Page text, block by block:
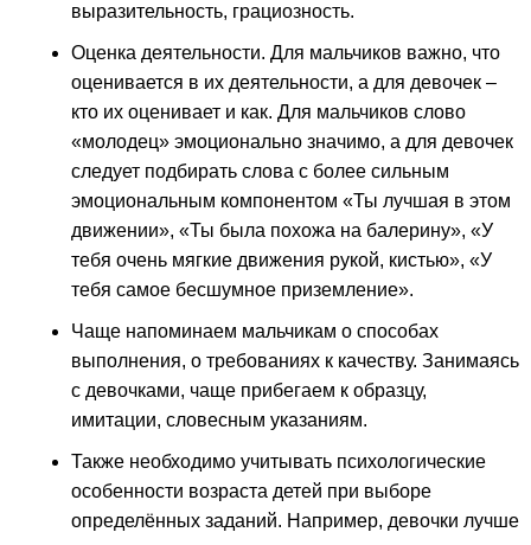
выразительность, грациозность.
Оценка деятельности. Для мальчиков важно, что
оценивается в их деятельности, а для девочек –
кто их оценивает и как. Для мальчиков слово
«молодец» эмоционально значимо, а для девочек
следует подбирать слова с более сильным
эмоциональным компонентом «Ты лучшая в этом
движении», «Ты была похожа на балерину», «У
тебя очень мягкие движения рукой, кистью», «У
тебя самое бесшумное приземление».
Чаще напоминаем мальчикам о способах
выполнения, о требованиях к качеству. Занимаясь
с девочками, чаще прибегаем к образцу,
имитации, словесным указаниям.
Также необходимо учитывать психологические
особенности возраста детей при выборе
определённых заданий. Например, девочки лучше